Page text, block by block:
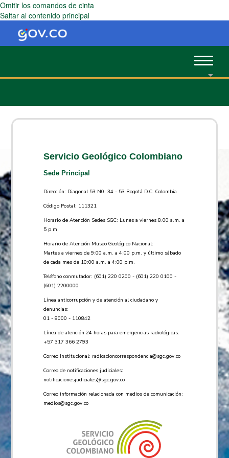
Omitir los comandos de cinta
Saltar al contenido principal
Toggle
Servicio Geológico Colombiano
Sede Principal
Dirección: Diagonal 53 N0. 34 - 53 Bogotá D.C. Colombia
Código Postal: 111321
Horario de Atención Sedes SGC: Lunes a viernes 8.00 a.m. a
5 p.m.
Horario de Atención Museo Geológico Nacional:
Martes a viernes de 9:00 a.m. a 4:00 p.m. y último sábado
de cada mes de 10:00 a.m. a 4:00 p.m.
Teléfono conmutador: (601) 220 0200 - (601) 220 0100 -
(601) 2200000
Línea anticorrupción y de atención al ciudadano y
denuncias:
01 - 8000 - 110842
Línea de atención 24 horas para emergencias radiológicas:
+57 ​317 366 2793
Correo Institucional: radicacioncorrespondencia@sgc.gov.co
Correo de notificaciones judiciales:
notificacionesjudiciales@sgc.gov.co
Correo información relacionada con medios de comunicación:
medios@sgc.gov.co